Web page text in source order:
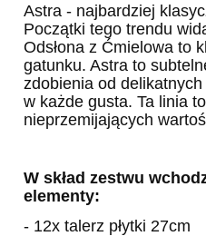
Astra - najbardziej
Początki tego trendu
Odsłona z Ćmielowa to
gatunku. Astra to
zdobienia od
w każde gusta. Ta linia
nieprzemijających
W skład zestwu
elementy:
- 12x talerz płytki 27cm